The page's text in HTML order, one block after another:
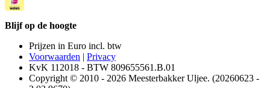
Blijf op de hoogte
Prijzen in Euro incl. btw
Voorwaarden | Privacy
KvK 112018 - BTW 809655561.B.01
Copyright © 2010 - 2026 Meesterbakker Uljee. (20260623 -